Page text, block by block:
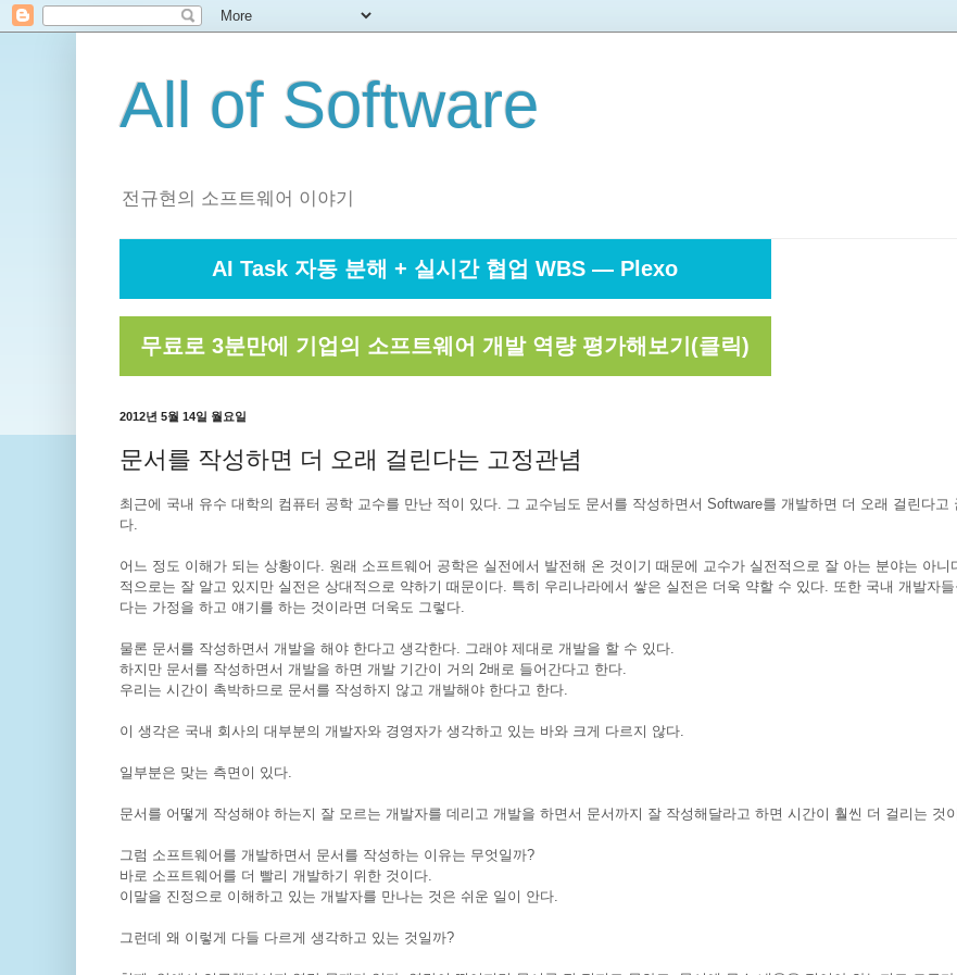
All of Software
전규현의 소프트웨어 이야기
AI Task 자동 분해 + 실시간 협업 WBS — Plexo
무료로 3분만에 기업의 소프트웨어 개발 역량 평가해보기(클릭)
2012년 5월 14일 월요일
문서를 작성하면 더 오래 걸린다는 고정관념
최근에 국내 유수 대학의 컴퓨터 공학 교수를 만난 적이 있다. 그 교수님도 문서를 작성하면서 Software를 개발하면 더 오래 걸린다고
다.
어느 정도 이해가 되는 상황이다. 원래 소프트웨어 공학은 실전에서 발전해 온 것이기 때문에 교수가 실전적으로 잘 아는 분야는 아니
적으로는 잘 알고 있지만 실전은 상대적으로 약하기 때문이다. 특히 우리나라에서 쌓은 실전은 더욱 약할 수 있다. 또한 국내 개발자
다는 가정을 하고 얘기를 하는 것이라면 더욱도 그렇다.
물론 문서를 작성하면서 개발을 해야 한다고 생각한다. 그래야 제대로 개발을 할 수 있다.
하지만 문서를 작성하면서 개발을 하면 개발 기간이 거의 2배로 들어간다고 한다.
우리는 시간이 촉박하므로 문서를 작성하지 않고 개발해야 한다고 한다.
이 생각은 국내 회사의 대부분의 개발자와 경영자가 생각하고 있는 바와 크게 다르지 않다.
일부분은 맞는 측면이 있다.
문서를 어떻게 작성해야 하는지 잘 모르는 개발자를 데리고 개발을 하면서 문서까지 잘 작성해달라고 하면 시간이 훨씬 더 걸리는 것
그럼 소프트웨어를 개발하면서 문서를 작성하는 이유는 무엇일까?
바로 소프트웨어를 더 빨리 개발하기 위한 것이다.
이말을 진정으로 이해하고 있는 개발자를 만나는 것은 쉬운 일이 안다.
그런데 왜 이렇게 다들 다르게 생각하고 있는 것일까?